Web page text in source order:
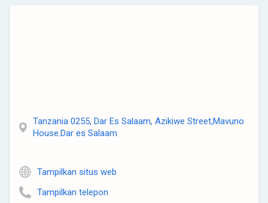
Tanzania 0255, Dar Es Salaam, Azikiwe Street,Mavuno
House.Dar es Salaam
Tampilkan situs web
Tampilkan telepon